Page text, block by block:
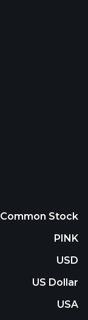
Common Stock
PINK
USD
US Dollar
USA